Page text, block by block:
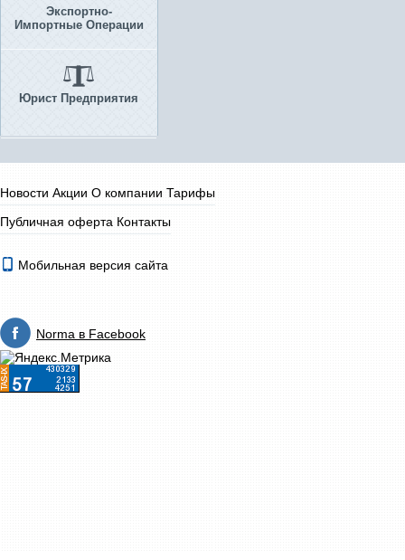
Экспортно-
Импортные Операции
Юрист Предприятия
Новости Акции О компании Тарифы
Публичная оферта Контакты
Мобильная версия сайта
Norma в Facebook